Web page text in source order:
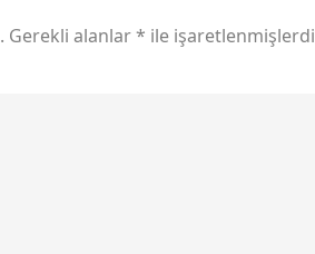
Gerekli alanlar* ile